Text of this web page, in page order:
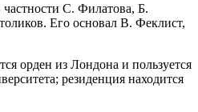
С. Филатова, Б.
Его основал В. Феклист,
орден из Лондона и пользуется
резиденция находится